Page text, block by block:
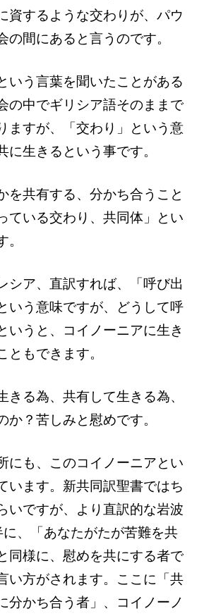
資するような交わりが、パウ
の間にあると言うのです。
いう言葉を聞いたことがある
の中でギリシア語そのままで
ますが、「交わり」という意
に生きるという事です。
を共有する、分かち合うこと
ている交わり、共同体」とい
。
ア、直訳すれば、「呼び出
いう意味ですが、どうして呼
いうと、コイノーニアに生き
ともできます。
る為、共有して生きる為、
か？苦しみと慰めです。
にも、このコイノーニアとい
います。新共同訳聖書ではち
いですが、より直訳的な岩波
、「あなたがたが苦難を共
同様に、慰めを共にする者で
い方がされます。ここに「共
分かち合う者」、コイノーノ